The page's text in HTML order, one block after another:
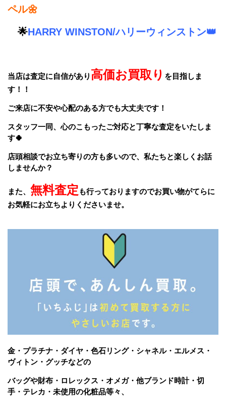
ペル🌼
🌟HARRY WINSTON/ハリーウィンストン👑
当店は査定に自信があり 高価お買取り を目指しま
す！！
ご来店に不安や心配のある方でも大丈夫です！
スタッフ一同、心のこもったご対応と丁寧な査定をいたしま
す🍀
店頭相談でお立ち寄りの方も多いので、私たちと楽しくお話
しませんか？
また、 無料査定も行っておりますのでお買い物がてらに
お気軽にお立ちよりくださいませ。
金・プラチナ・ダイヤ・色石リング・シャネル・エルメス・
ヴィトン・グッチなどの
バッグや財布・ロレックス・オメガ・他ブランド時計・切
手・テレカ・未使用の化粧品等々、